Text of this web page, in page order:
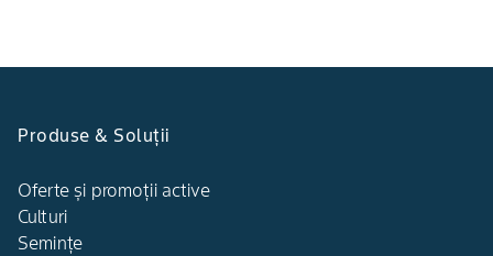
Produse & Soluții
Oferte și promoții active
Culturi
Semințe